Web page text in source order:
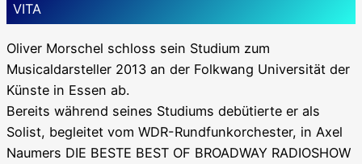
VITA
Oliver Morschel schloss sein Studium zum
Musicaldarsteller 2013 an der Folkwang Universität der
Künste in Essen ab.
Bereits während seines Studiums debütierte er als
Solist, begleitet vom WDR-Rundfunkorchester, in Axel
Naumers DIE BESTE BEST OF BROADWAY RADIOSHOW